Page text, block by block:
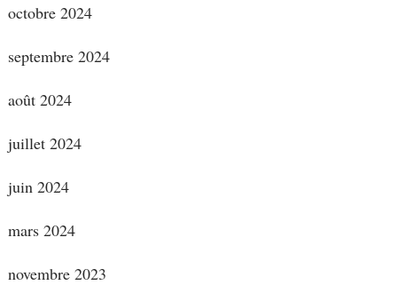
octobre 2024
septembre 2024
août 2024
juillet 2024
juin 2024
mars 2024
novembre 2023